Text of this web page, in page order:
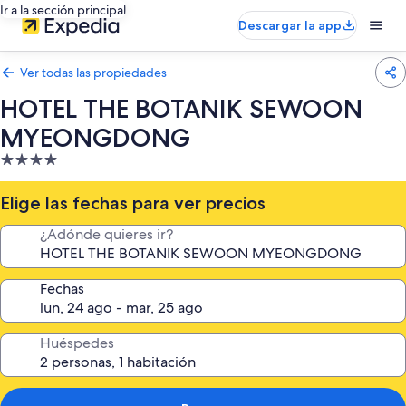
Ir a la sección principal
Descargar la app
Ver todas las propiedades
HOTEL THE BOTANIK SEWOON
MYEONGDONG
Propiedad
de
4.0
estrellas
Elige las fechas para ver precios
¿Adónde quieres ir?
Fechas
Huéspedes